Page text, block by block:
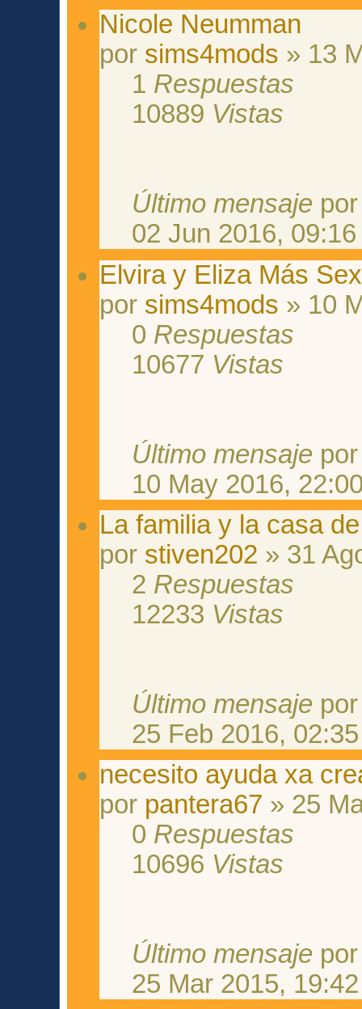
Nicole Neumman
por sims4mods » 13
1 Respuestas
10889 Vistas
Último mensaje
02 Jun 2016, 09:16
Elvira y Eliza Más
por sims4mods » 10
0 Respuestas
10677 Vistas
Último mensaje
10 May 2016,
La familia y la casa
por stiven202 » 31
2 Respuestas
12233 Vistas
Último mensaje
25 Feb 2016, 02:35
necesito ayuda xa
por pantera67 » 25
0 Respuestas
10696 Vistas
Último mensaje
25 Mar 2015, 19:42